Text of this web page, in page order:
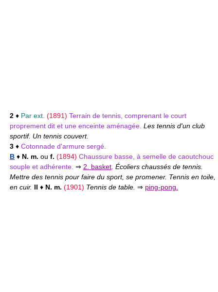
2 ♦ Par ext. (1891) Terrain de tennis, comprenant le court
proprement dit et une enceinte aménagée. Les tennis d'un club
sportif. Un tennis couvert.
3 ♦ Cotonnade d'armure sergé.
B ♦ N. m. ou f. (1894) Chaussure basse, à semelle de caoutchouc
souple et adhérente. ⇒ 2. basket Écoliers chaussés de tennis.
Mettre des tennis pour faire du sport, se promener. Tennis en toile,
en cuir. II ♦ N. m. (1901) Tennis de table. ⇒ ping-pong.